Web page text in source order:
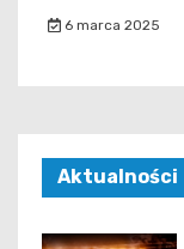
6 marca 2025
Aktualności